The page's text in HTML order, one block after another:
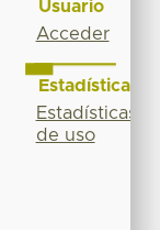
Usuario
Acceder
Estadísticas
Estadísticas
de uso